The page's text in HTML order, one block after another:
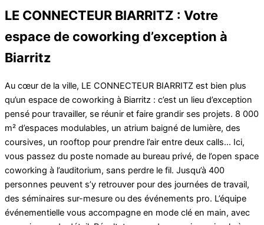
LE CONNECTEUR BIARRITZ : Votre
espace de coworking d’exception à
Biarritz
Au cœur de la ville, LE CONNECTEUR BIARRITZ est bien plus
qu’un espace de coworking à Biarritz : c’est un lieu d’exception
pensé pour travailler, se réunir et faire grandir ses projets. 8 000
m² d’espaces modulables, un atrium baigné de lumière, des
coursives, un rooftop pour prendre l’air entre deux calls... Ici,
vous passez du poste nomade au bureau privé, de l’open space
coworking à l’auditorium, sans perdre le fil. Jusqu’à 400
personnes peuvent s’y retrouver pour des journées de travail,
des séminaires sur-mesure ou des événements pro. L’équipe
événementielle vous accompagne en mode clé en main, avec